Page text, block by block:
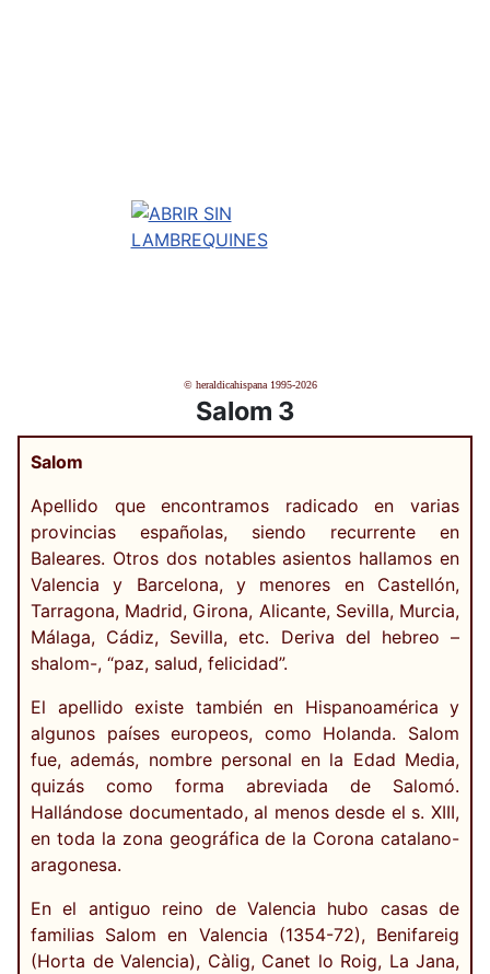
© heraldicahispana 1995-2026
Salom 3
Salom
Apellido que encontramos radicado en varias
provincias españolas, siendo recurrente en
Baleares. Otros dos notables asientos hallamos en
Valencia y Barcelona, y menores en Castellón,
Tarragona, Madrid, Girona, Alicante, Sevilla, Murcia,
Málaga, Cádiz, Sevilla, etc. Deriva del hebreo –
shalom-, “paz, salud, felicidad”.
El apellido existe también en Hispanoamérica y
algunos países europeos, como Holanda. Salom
fue, además, nombre personal en la Edad Media,
quizás como forma abreviada de Salomó.
Hallándose documentado, al menos desde el s. XIII,
en toda la zona geográfica de la Corona catalano-
aragonesa.
En el antiguo reino de Valencia hubo casas de
familias Salom en Valencia (1354-72), Benifareig
(Horta de Valencia), Càlig, Canet lo Roig, La Jana,